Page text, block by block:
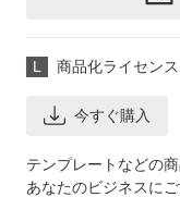
L 商品化ライセンス
今すぐ購入
テンプレートなどの
あなたのビジネスにご